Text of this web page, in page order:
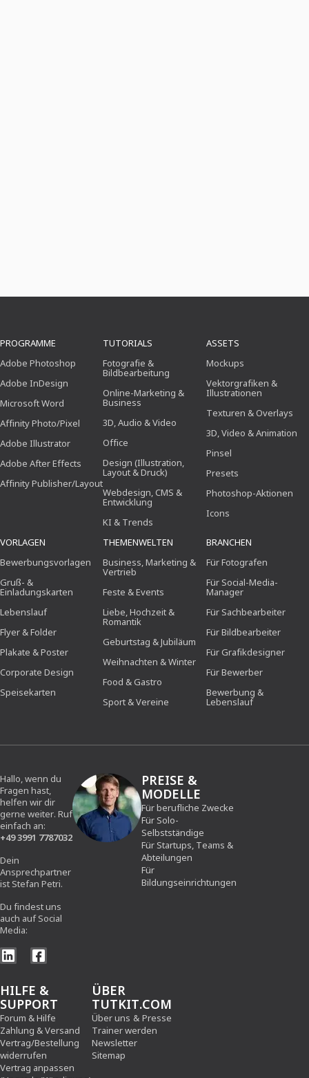
PROGRAMME
Adobe Photoshop
Adobe InDesign
Microsoft Word
Affinity Photo/Pixel
Adobe Illustrator
Adobe After Effects
Affinity Publisher/Layout
TUTORIALS
Fotografie &
Bildbearbeitung
Online-Marketing &
Business
3D, Audio & Video
Office
Design (Illustration,
Layout & Druck)
Webdesign, CMS &
Entwicklung
KI & Trends
ASSETS
Mockups
Vektorgrafiken &
Illustrationen
Texturen & Overlays
3D, Video & Animation
Pinsel
Presets
Photoshop-Aktionen
Icons
VORLAGEN
Bewerbungsvorlagen
Gruß- &
Einladungskarten
Lebenslauf
Flyer & Folder
Plakate & Poster
Corporate Design
Speisekarten
THEMENWELTEN
Business, Marketing &
Vertrieb
Feste & Events
Liebe, Hochzeit &
Romantik
Geburtstag & Jubiläum
Weihnachten & Winter
Food & Gastro
Sport & Vereine
BRANCHEN
Für Fotografen
Für Social-Media-
Manager
Für Sachbearbeiter
Für Bildbearbeiter
Für Grafikdesigner
Für Bewerber
Bewerbung &
Lebenslauf
Hallo, wenn du
Fragen hast,
helfen wir dir
gerne weiter. Ruf
einfach an:
+49 3991 7787032
Dein
Ansprechpartner
ist Stefan Petri.
Du findest uns
auch auf Social
Media:
PREISE &
MODELLE
Für berufliche Zwecke
Für Solo-
Selbstständige
Für Startups, Teams &
Abteilungen
Für
Bildungseinrichtungen
HILFE &
SUPPORT
Forum & Hilfe
Zahlung & Versand
Vertrag/Bestellung
widerrufen
Vertrag anpassen
ÜBER
TUTKIT.COM
Über uns & Presse
Trainer werden
Newsletter
Sitemap